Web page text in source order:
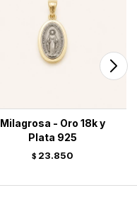
Milagrosa - Oro 18k y
Plata 925
$ 23.850